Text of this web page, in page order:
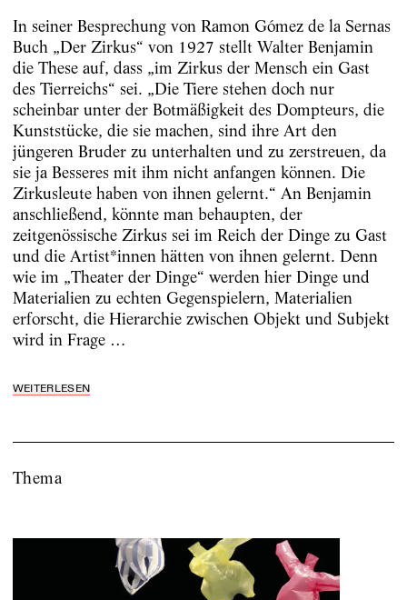
In seiner Besprechung von Ramon Gómez de la Sernas
Buch „Der Zirkus“ von 1927 stellt Walter Benjamin
die These auf, dass „im Zirkus der Mensch ein Gast
des Tierreichs“ sei. „Die Tiere stehen doch nur
scheinbar unter der Botmäßigkeit des Dompteurs, die
Kunststücke, die sie machen, sind ihre Art den
jüngeren Bruder zu unterhalten und zu zerstreuen, da
sie ja Besseres mit ihm nicht anfangen können. Die
Zirkusleute haben von ihnen gelernt.“ An Benjamin
anschließend, könnte man behaupten, der
zeitgenössische Zirkus sei im Reich der Dinge zu Gast
und die Artist*innen hätten von ihnen gelernt. Denn
wie im „Theater der Dinge“ werden hier Dinge und
Materialien zu echten Gegenspielern, Materialien
erforscht, die Hierarchie zwischen Objekt und Subjekt
wird in Frage …
WEITERLESEN
Thema